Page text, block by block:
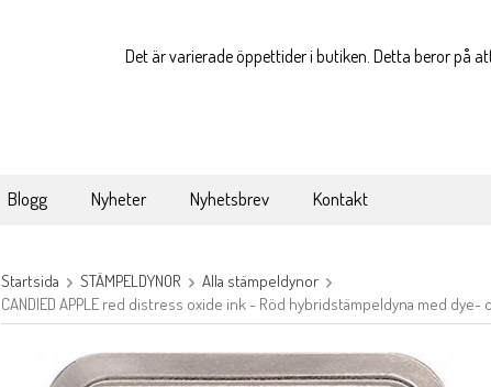
Det är varierade öppettider i butiken. Detta beror på
Blogg Nyheter Nyhetsbrev Kontakt
Startsida STÄMPELDYNOR
Alla stämpeldynor
CANDIED APPLE red distress oxide ink - Röd hybridstämpeldyna med